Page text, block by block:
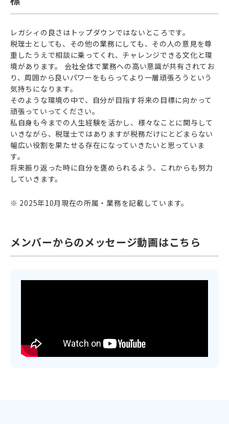
レガシィの良さはトップダウンではないところです。
税理士としても、その他の業務にしても、その人の意見を尊
重したうえで相談に乗ってくれ、チャレンジできる文化と環
境があります。 会社全体で業務への高い意識が共有されてお
り、周囲から良いパワーをもらってより一層頑張ろうという
気持ちになります。
そのような環境の中で、自分が目指す将来の目標に向かって
頑張っていってください。
私自身も今までの人生経験を活かし、様々なことに関与して
いきながら、税理士ではありますが税務だけにとどまらない
幅広い役割を果たせる存在になっていきたいと思っていま
す。
将来振り返った時に自分を褒められるよう、これからも努力
していきます。
※ 2025年10月現在の所属・業務を記載しています。
メンバーからのメッセージ動画はこちら